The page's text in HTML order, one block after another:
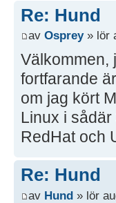
Re: Hund
av Osprey» lör
Välkommen,
fortfarande
om jag kört
Linux i
RedHat och
Re: Hund
av Hund » lör